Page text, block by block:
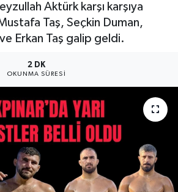
Aktürk karşı karşıya
Taş, Seçkin Duman,
Erkan Taş galip geldi.
2 DK
OKUNMA SÜRESI